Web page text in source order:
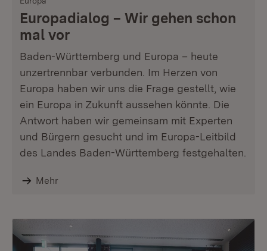
Europadialog – Wir gehen schon
mal vor
Baden-Württemberg und Europa – heute
unzertrennbar verbunden. Im Herzen von
Europa haben wir uns die Frage gestellt, wie
ein Europa in Zukunft aussehen könnte. Die
Antwort haben wir gemeinsam mit Experten
und Bürgern gesucht und im Europa-Leitbild
des Landes Baden-Württemberg festgehalten.
Mehr